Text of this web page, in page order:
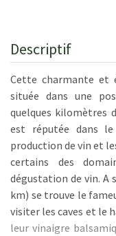
Descriptif
Cette charmante et
située dans une
quelques kilomètres
est réputée dans
production de vin et
certains des
dégustation de vin. A
km) se trouve le
visiter les caves et le
leur vinaigre